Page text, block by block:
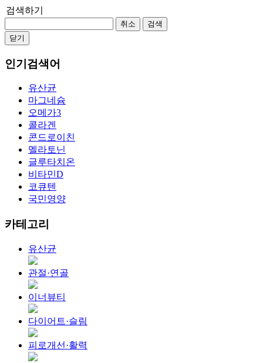
검색하기
취소
검색
닫기
인기검색어
유산균
마그네슘
오메가3
콜라겐
콘드로이친
멜라토닌
글루타치온
비타민D
코큐텐
국민영양
카테고리
유산균
관절·연골
이너뷰티
다이어트·슬림
피로개선·활력